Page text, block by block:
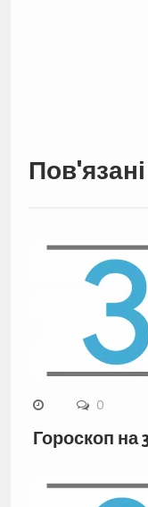
Пов'язані
0
Гороскоп на